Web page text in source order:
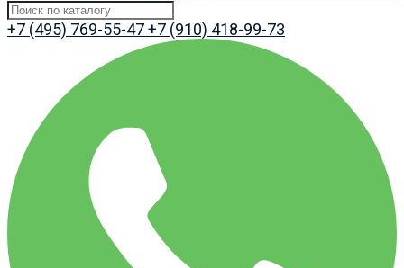
+7 (495) 769-55-47+7 (910) 418-99-73